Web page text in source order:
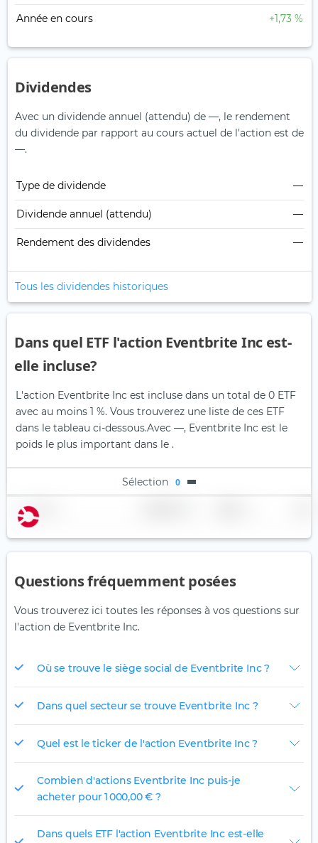
Année en cours +1,73 %
Dividendes
Avec un dividende annuel (attendu) de —, le rendement
du dividende par rapport au cours actuel de l'action est de
—.
Type de dividende —
Dividende annuel (attendu) —
Rendement des dividendes —
Tous les dividendes historiques
Dans quel ETF l'action Eventbrite Inc est-
elle incluse?
L'action Eventbrite Inc est incluse dans un total de 0 ETF
avec au moins 1 %. Vous trouverez une liste de ces ETF
dans le tableau ci-dessous.Avec —, Eventbrite Inc est le
poids le plus important dans le .
Sélection 0
Nom
Questions fréquemment posées
Vous trouverez ici toutes les réponses à vos questions sur
l'action de Eventbrite Inc.
Où se trouve le siège social de Eventbrite Inc ?
Dans quel secteur se trouve Eventbrite Inc ?
Quel est le ticker de l'action Eventbrite Inc ?
Combien d'actions Eventbrite Inc puis-je
acheter pour 1 000,00 € ?
Dans quels ETF l'action Eventbrite Inc est-elle